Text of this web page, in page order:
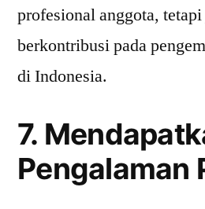
profesional anggota,
berkontribusi pada
di Indonesia.
7.
Pengalaman